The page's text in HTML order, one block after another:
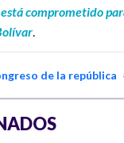
comprometido
.
de la república